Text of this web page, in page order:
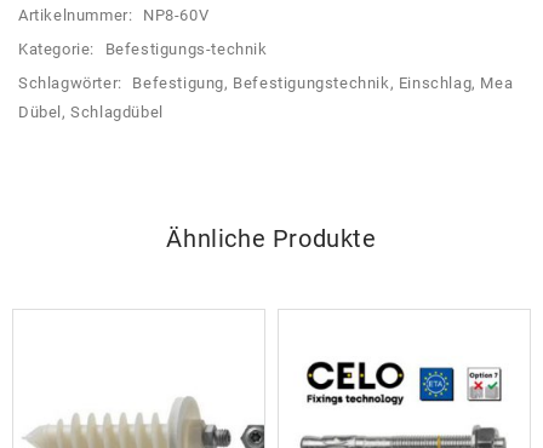
Artikelnummer:
NP8-60V
Kategorie:
Befestigungs-technik
Schlagwörter:
Befestigung, Befestigungstechnik, Einschlag, Mea
Dübel ,Schlagdübel
Ähnliche Produkte